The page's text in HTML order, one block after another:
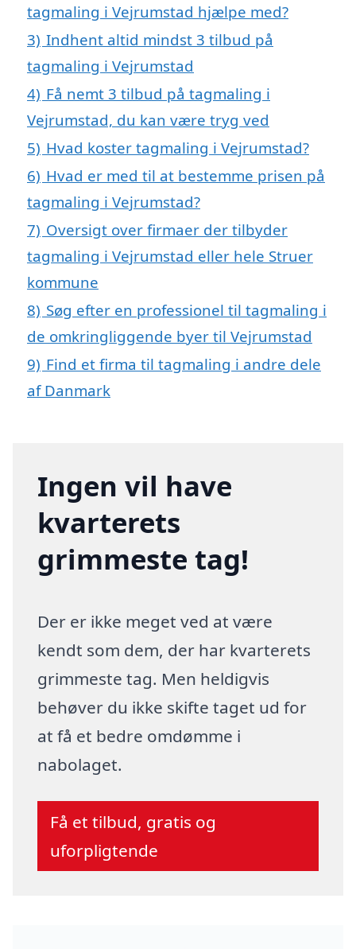
tagmaling i Vejrumstad hjælpe med?
3) Indhent altid mindst 3 tilbud på
tagmaling i Vejrumstad
4) Få nemt 3 tilbud på tagmaling i
Vejrumstad, du kan være tryg ved
5) Hvad koster tagmaling i Vejrumstad?
6) Hvad er med til at bestemme prisen på
tagmaling i Vejrumstad?
7) Oversigt over firmaer der tilbyder
tagmaling i Vejrumstad eller hele Struer
kommune
8) Søg efter en professionel til tagmaling i
de omkringliggende byer til Vejrumstad
9) Find et firma til tagmaling i andre dele
af Danmark
Ingen vil have
kvarterets
grimmeste tag!
Der er ikke meget ved at være
kendt som dem, der har kvarterets
grimmeste tag. Men heldigvis
behøver du ikke skifte taget ud for
at få et bedre omdømme i
nabolaget.
Få et tilbud, gratis og
uforpligtende